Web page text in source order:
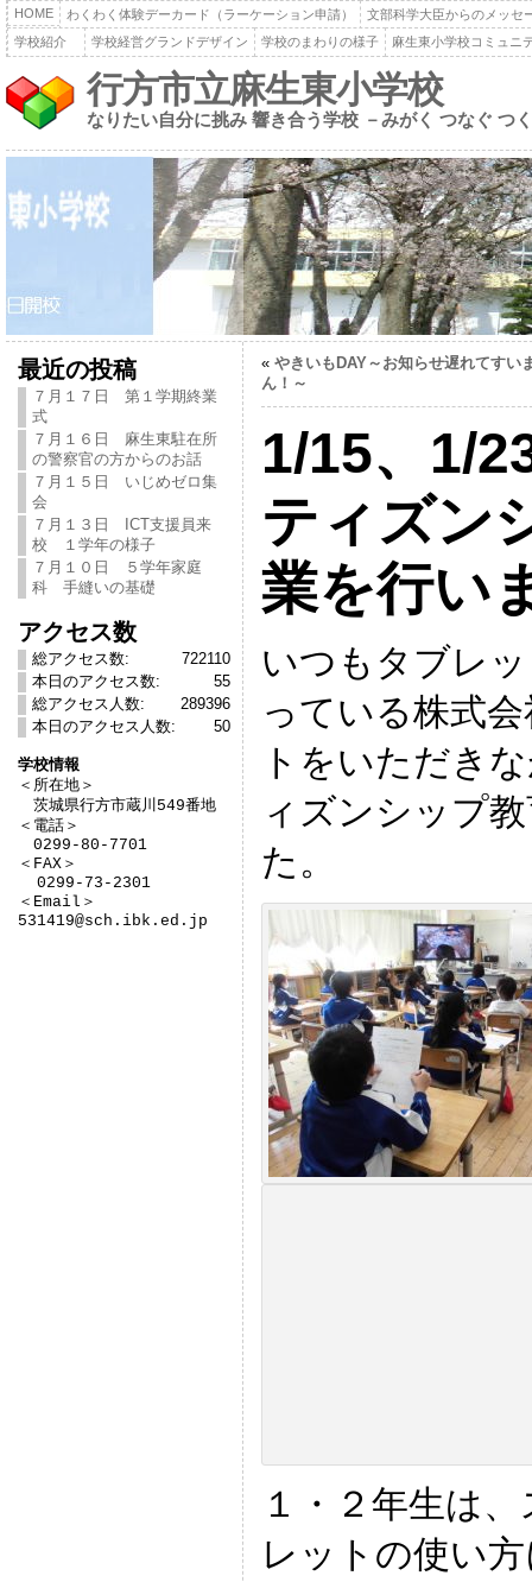
HOME わくわく体験デーカード（ラーケーション申請）
文部科学大臣からのメッセ
学校紹介
学校経営グランドデザイン 学校のまわりの様子 麻生東小学校コミュニ
行方市立麻生東小学校
なりたい自分に挑み 響き合う学校 －みがく つなぐ つ
最近の投稿
７月１７日 第１学期終業
式
７月１６日 麻生東駐在所
の警察官の方からのお話
７月１５日 いじめゼロ集
会
７月１３日 ICT支援員来
校 １学年の様子
７月１０日 ５学年家庭
科 手縫いの基礎
アクセス数
722110
総アクセス数:
55
本日のアクセス数:
289396
総アクセス人数:
50
本日のアクセス人数:
学校情報
＜所在地＞
茨城県行方市蔵川549番地
＜電話＞
0299-80-7701
＜FAX＞
＜Email＞
531419@sch.ibk.ed.jp
« やきいもDAY～お知らせ遅れてすい
ん！～
1/15、1/
ティズン
業を行い
いつもタブレ
っている株式
トをいただき
ィズンシップ
た。
１・２年生は
レットの使い